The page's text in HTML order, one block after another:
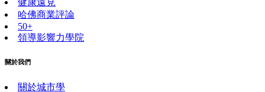
哈佛商業評論
50+
領導影響力學院
關於我們
關於城市學